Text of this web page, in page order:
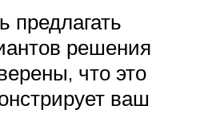
предлагать
решения
что это
ваш